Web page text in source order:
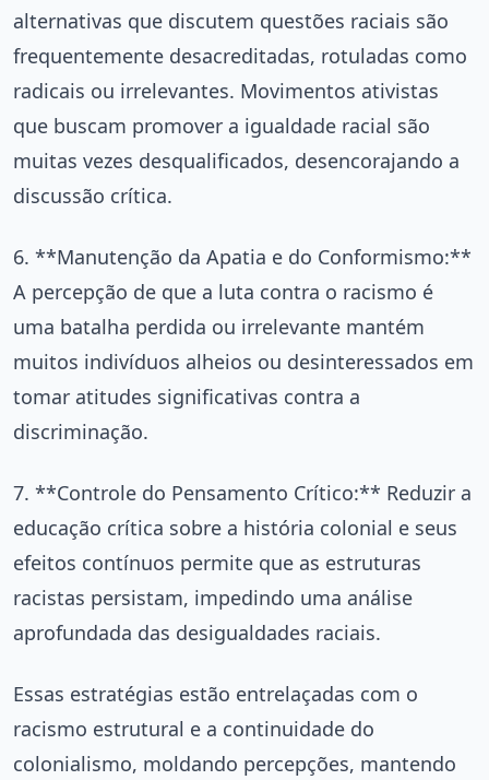
alternativas que discutem questões raciais são
frequentemente desacreditadas, rotuladas como
radicais ou irrelevantes. Movimentos ativistas
que buscam promover a igualdade racial são
muitas vezes desqualificados, desencorajando a
discussão crítica.
6. **Manutenção da Apatia e do Conformismo:**
A percepção de que a luta contra o racismo é
uma batalha perdida ou irrelevante mantém
muitos indivíduos alheios ou desinteressados em
tomar atitudes significativas contra a
discriminação.
7. **Controle do Pensamento Crítico:** Reduzir a
educação crítica sobre a história colonial e seus
efeitos contínuos permite que as estruturas
racistas persistam, impedindo uma análise
aprofundada das desigualdades raciais.
Essas estratégias estão entrelaçadas com o
racismo estrutural e a continuidade do
colonialismo, moldando percepções, mantendo